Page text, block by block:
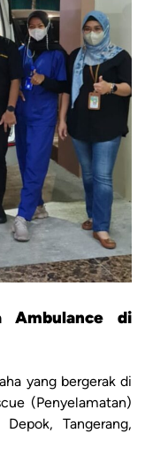
Ambulance di
yang bergerak di
(Penyelamatan)
Tangerang,